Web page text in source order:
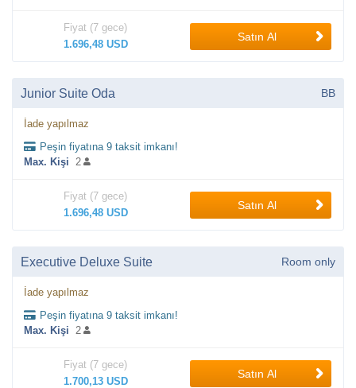
Fiyat (7 gece)
1.696,48 USD
Satın Al
Junior Suite Oda BB
İade yapılmaz
Peşin fiyatına 9 taksit imkanı!
Max. Kişi 2
Fiyat (7 gece)
1.696,48 USD
Satın Al
Executive Deluxe Suite Room only
İade yapılmaz
Peşin fiyatına 9 taksit imkanı!
Max. Kişi 2
Fiyat (7 gece)
1.700,13 USD
Satın Al